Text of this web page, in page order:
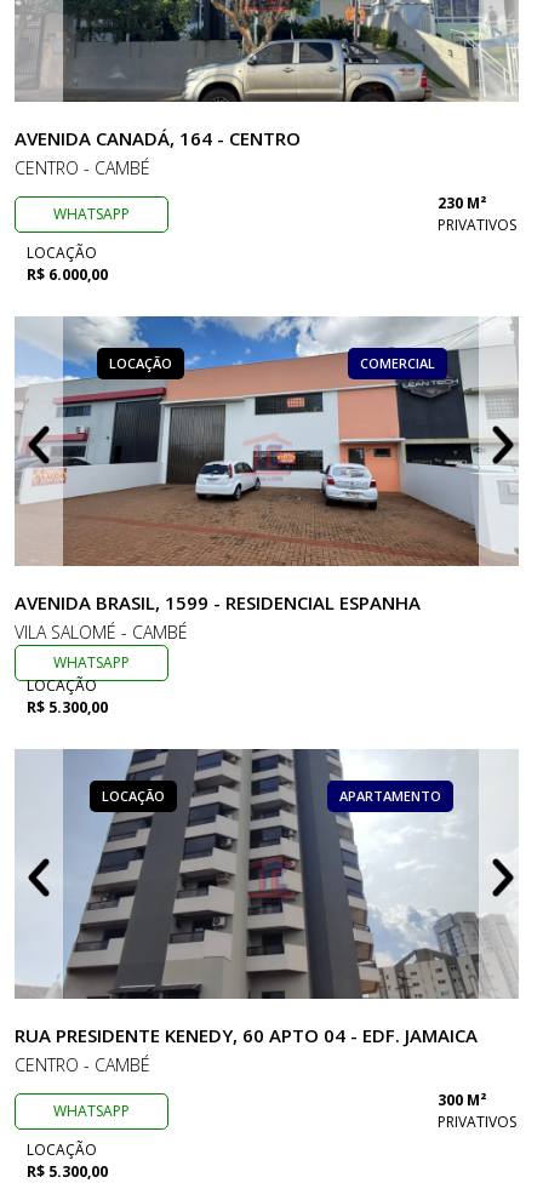
AVENIDA CANADÁ, 164 - CENTRO
CENTRO - CAMBÉ
WHATSAPP
230 M²
PRIVATIVOS
LOCAÇÃO
R$ 6.000,00
LOCAÇÃO COMERCIAL
AVENIDA BRASIL, 1599 - RESIDENCIAL ESPANHA
VILA SALOMÉ - CAMBÉ
WHATSAPP
LOCAÇÃO
R$ 5.300,00
LOCAÇÃO APARTAMENTO
RUA PRESIDENTE KENEDY, 60 APTO 04 - EDF. JAMAICA
CENTRO - CAMBÉ
WHATSAPP
300 M²
PRIVATIVOS
LOCAÇÃO
R$ 5.300,00